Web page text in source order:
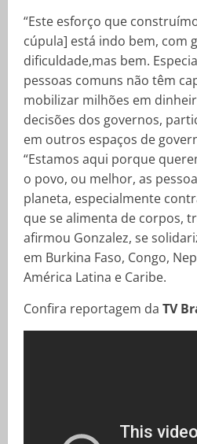
“Este esforço que
cúpula] está indo bem, com
dificuldade,mas bem.
pessoas comuns não têm
mobilizar milhões em
decisões dos governos,
em outros espaços de
“Estamos aqui porque
o povo, ou melhor, as
planeta, especialmente
que se alimenta de corpos,
afirmou Gonzalez, se
em Burkina Faso, Congo,
América Latina e Caribe.
Confira reportagem da TV